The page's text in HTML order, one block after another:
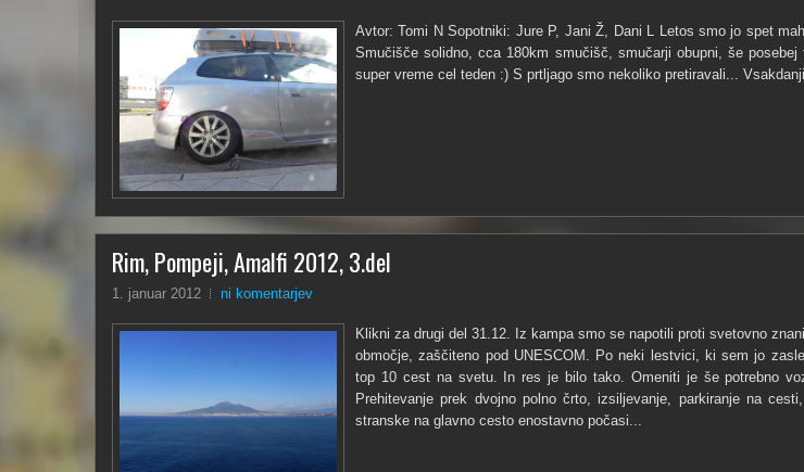
Avtor: Tomi N Sopotniki: Jure P, Jani Ž, Dani L Letos smo jo spet
Smučišče solidno, cca 180km smučišč, smučarji obupni, še
super vreme cel teden :) S prtljago smo nekoliko pretiravali...
Rim, Pompeji, Amalfi 2012, 3.del
1. januar 2012 ni komentarjev
Klikni za drugi del 31.12. Iz kampa smo se napotili proti svetovno
območje, zaščiteno pod UNESCOM. Po neki lestvici, ki sem jo
top 10 cest na svetu. In res je bilo tako. Omeniti je še potrebno
Prehitevanje prek dvojno polno črto, izsiljevanje, parkiranje na
stranske na glavno cesto enostavno počasi...